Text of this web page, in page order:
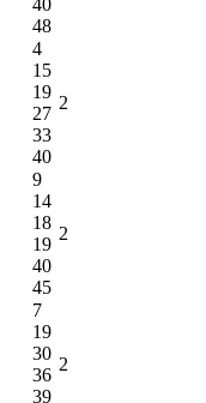
48
4
15
19
27
33
40
2
9
14
18
19
40
45
2
7
19
30
36
39
2